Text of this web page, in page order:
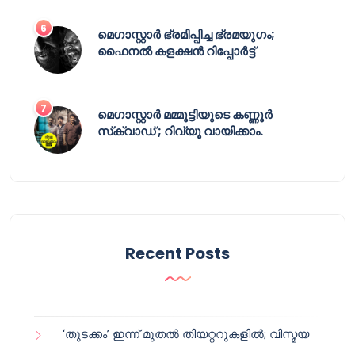
മെഗാസ്റ്റാർ ഭ്രമിപ്പിച്ച ഭ്രമയുഗം;
ഫൈനൽ കളക്ഷൻ റിപ്പോർട്ട്
മെഗാസ്റ്റാർ മമ്മൂട്ടിയുടെ കണ്ണൂർ
സ്‌ക്വാഡ് ; റിവ്യൂ വായിക്കാം.
Recent Posts
‘തുടക്കം’ ഇന്ന് മുതൽ തിയറ്ററുകളിൽ; വിസ്മയ